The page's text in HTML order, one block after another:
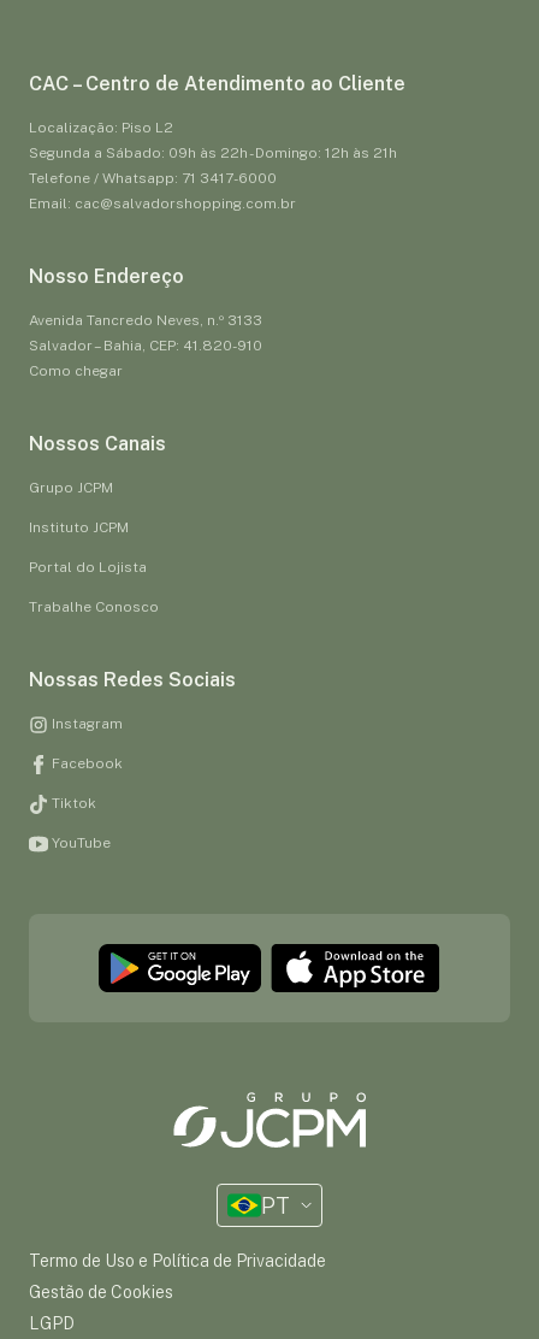
CAC – Centro de Atendimento ao Cliente
Localização: Piso L2
Segunda a Sábado: 09h às 22h - Domingo: 12h às 21h
Telefone / Whatsapp: 71 3417-6000
Email: cac@salvadorshopping.com.br
Nosso Endereço
Avenida Tancredo Neves, n.º 3133
Salvador – Bahia, CEP: 41.820-910
Como chegar
Nossos Canais
Grupo JCPM
Instituto JCPM
Portal do Lojista
Trabalhe Conosco
Nossas Redes Sociais
Instagram
Facebook
Tiktok
YouTube
PT
Termo de Uso e Política de Privacidade
Gestão de Cookies
LGPD